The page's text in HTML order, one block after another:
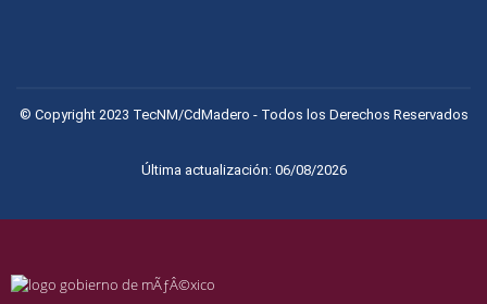
© Copyright 2023 TecNM/CdMadero - Todos los Derechos Reservados
Última actualización: 06/08/2026